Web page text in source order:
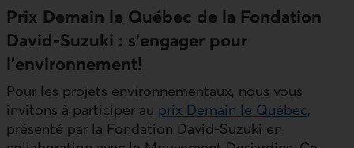
Prix Demain le Québec de la Fondation
David-Suzuki : s’engager pour
l’environne­ment!
Pour les projets environne­mentaux, nous vous
invitons à participer au prix Demain le Québec,
présenté par la Fondation David-Suzuki en